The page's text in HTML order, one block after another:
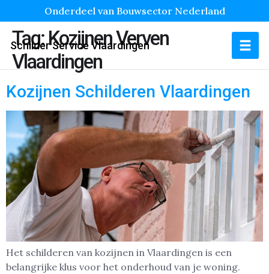
Onderdeel van Bouwsector Nederland
Schilder Service Vlaardingen
Tag:Kozijnen Verven
Vlaardingen
Kozijnen Schilderen Vlaardingen
Het schilderen van kozijnen in Vlaardingen is een
belangrijke klus voor het onderhoud van je woning.